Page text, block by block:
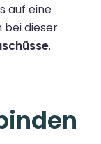
auf eine
bei dieser
.